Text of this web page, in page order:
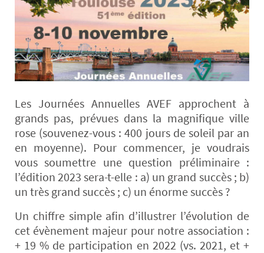
Les Journées Annuelles AVEF approchent à
grands pas, prévues dans la magnifique ville
rose (souvenez-vous : 400 jours de soleil par an
en moyenne). Pour commencer, je voudrais
vous soumettre une question préliminaire :
l’édition 2023 sera-t-elle : a) un grand succès ; b)
un très grand succès ; c) un énorme succès ?
Un chiffre simple afin d’illustrer l’évolution de
cet évènement majeur pour notre association :
+ 19 % de participation en 2022 (vs. 2021, et +